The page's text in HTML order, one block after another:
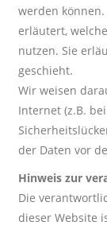
werden
erläutert,
nutzen. Sie
geschieht.
Wir weisen
Internet (z.B.
der Daten vor
Hinweis zur
Die
dieser Website